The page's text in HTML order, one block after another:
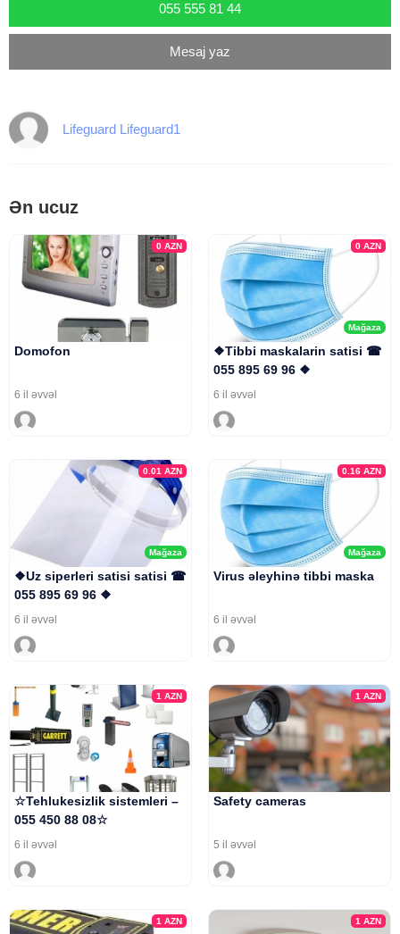
055 555 81 44
Mesaj yaz
Lifeguard Lifeguard1
Ən ucuz
0AZN
Domofon
6 il əvvəl
Mağaza
0 AZN
❖Tibbi maskalarin satisi ☎
055 895 69 96 ❖
6 il əvvəl
Mağaza
0.01AZN
❖Uz siperleri satisi satisi ☎
055 895 69 96 ❖
6 il əvvəl
Mağaza
0.16 AZN
Virus əleyhinə tibbi maska
6 il əvvəl
1AZN
☆Tehlukesizlik sistemleri –
055 450 88 08☆
6 il əvvəl
1 AZN
Safety cameras
5 il əvvəl
1AZN 1 AZN